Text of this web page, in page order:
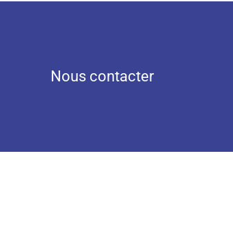
Nous contacter